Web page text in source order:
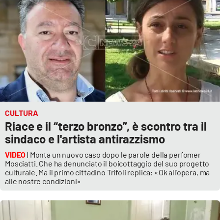
Lacplay.it
Lactv.it
Laconair.it
Lacitymag.it
Lacapitalenews.it
Ilreggino.it
Cosenzachannel.it
Ilvibonese.it
Catanzarochannel.it
CULTURA
Riace e il “terzo bronzo”, è scontro tra il
sindaco e l'artista antirazzismo
VIDEO| Monta un nuovo caso dopo le parole della perfomer
Mosciatti. Che ha denunciato il boicottaggio del suo progetto
culturale. Ma il primo cittadino Trifoli replica: «Ok all'opera, ma
alle nostre condizioni»